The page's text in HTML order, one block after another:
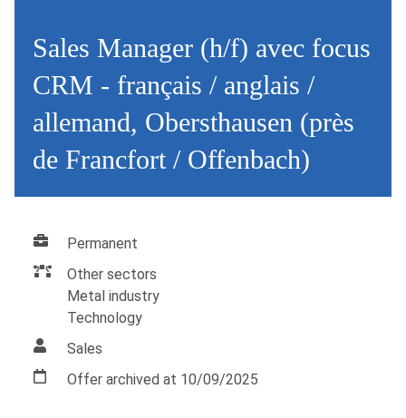
Sales Manager (h/f) avec focus
CRM - français / anglais /
allemand, Obersthausen (près
de Francfort / Offenbach)
Permanent
Other sectors
Metal industry
Technology
Sales
Offer archived at 10/09/2025